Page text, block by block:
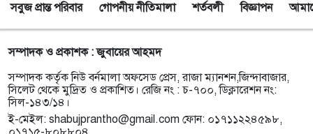
তাহিরপুরে কলেজ শিক্ষার্থীর উপর অতর্কিত হামলার
প্রতিবাদে মানববন্ধন অনুষ্ঠিত
পাঁচ বন্ধু মিলে ঘুরতে এসেছিলেন সিলেট, কফিনবন্দি হয়ে
বাড়ি ফিরছেন সাইফুল
১০
সিলেটে অনুষ্ঠান শেষে ফেরার পথে সড়ক দুর্ঘটনায় প্রাণ গেল
সবুজ প্রান্ত পরিবার গোপনীয় নীতিমালা শর্তবলী বিজ্ঞাপন
সম্পাদক ও প্রকাশক : জুবায়ের আহমদ
সম্পাদক কর্তৃক নিউ বর্নমালা অফসেড প্রেস, রাজা ম্যানশন,জিন্দাবাজার,
সিলেট থেকে মুদ্রিত ও প্রকাশিত। রেজি নং : চ-৭০০, ডিক্লারেশন নং:
সিল-১৪৩/১৪।
ই-মেইল: shabujprantho@gmail.com ফোন: ০১৭১১২২৪৫৯৮,